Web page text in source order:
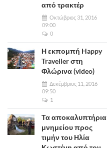
από τρακτέρ
Οκτώβριος 31, 2016
09:00
0
Η εκπομπή Happy
Traveller στη
Φλώρινα (video)
Δεκέμβριος 11, 2016
09:50
1
Τα αποκαλυπτήρια
μνημείου προς
τιμήν του Ηλία